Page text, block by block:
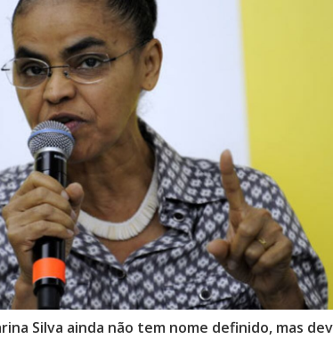
Silva ainda não tem nome definido, mas